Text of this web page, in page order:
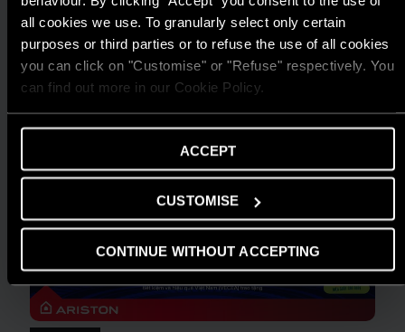
all cookies we use. To granularly select only certain
purposes or third parties or to refuse the use of all cookies
you can click on "Customise" or "Refuse" respectively. You
can find out more in our Cookie Policy.
ACCEPT
CUSTOMISE
CONTINUE WITHOUT ACCEPTING